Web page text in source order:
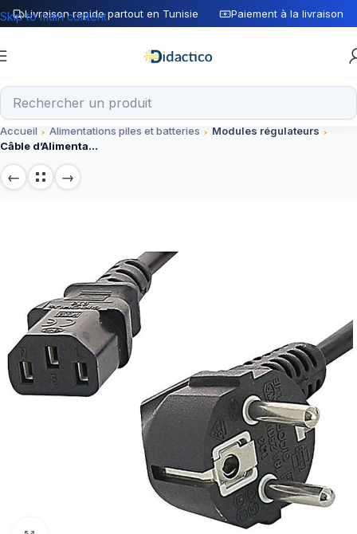
Livraison rapide partout en Tunisie Paiement à la livraison
Skip to main content
Accueil Alimentations piles et batteries
Modules régulateurs
Câble d’Alimentation PC 220 V – 2P+T